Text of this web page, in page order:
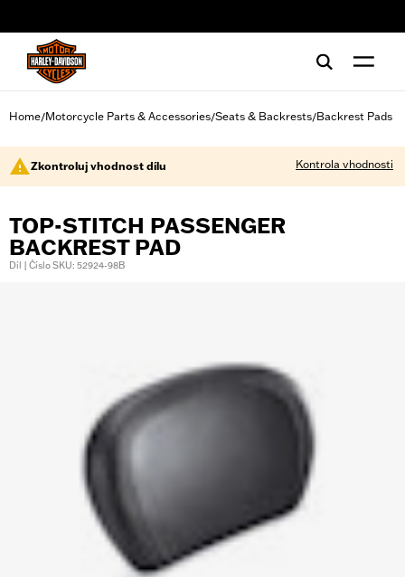
Home/Motorcycle Parts & Accessories/Seats & Backrests/Backrest Pads
Zkontroluj vhodnost dílu Kontrola vhodnosti
TOP-STITCH PASSENGER
BACKREST PAD
Díl | Číslo SKU: 52924-98B